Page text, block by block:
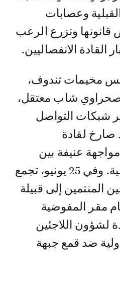
وعصابات
قانونها وتزرع الرعب
القادة الانفصاليين.
مخيمات تندوف،
شاب معتقل،
شبكات التواصل
صارخ لقادة
مواجهة عنيفة بين
العشائر القبلية المحلية. وفي 25 يونيو، تجمع
المنتمين إلى قبيلة
مقر المفوضية
لشؤون اللاجئين
ضد قمع جبهة